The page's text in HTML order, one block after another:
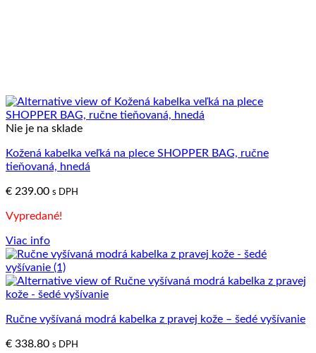
Nie je na sklade
Kožená kabelka veľká na plece SHOPPER BAG, ručne
tieňovaná, hnedá
€ 239.00 s DPH
Vypredané!
Viac info
Ručne vyšívaná modrá kabelka z pravej kože – šedé vyšívanie
€ 338.80 s DPH